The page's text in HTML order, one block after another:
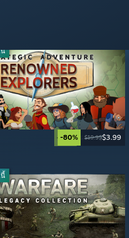
-80% $19.99$3.99
-70% $59.99$17.99
-90% $49.99$4.99
-75% $19.99$4.99
-67% $69.99$23.09
-50% $7.99$3.99